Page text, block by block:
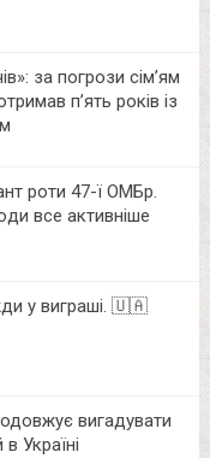
за погрози сім’ям
п’ять років із
роти 47-ї ОМБр.
все активніше
у виграші. 🇺🇦
вигадувати
в Україні